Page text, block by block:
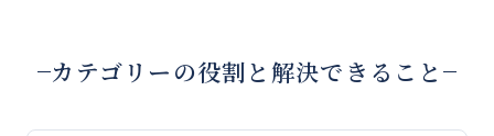
ペ
カテゴリーの役割と解決できること